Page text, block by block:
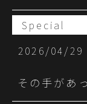
Special
2026/04/29
その手があ